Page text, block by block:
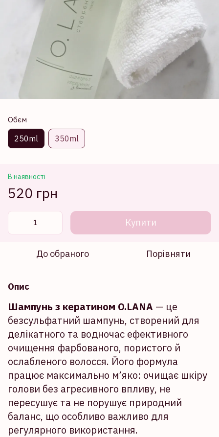
Обєм
250ml 350ml
В наявності
520 грн
Купити
До обраного Порівняти
Опис
Шампунь з кератином O.LANA — це
безсульфатний шампунь, створений для
делікатного та водночас ефективного
очищення фарбованого, пористого й
ослабленого волосся. Його формула
працює максимально м’яко: очищає шкіру
голови без агресивного впливу, не
пересушує та не порушує природний
баланс, що особливо важливо для
регулярного використання.